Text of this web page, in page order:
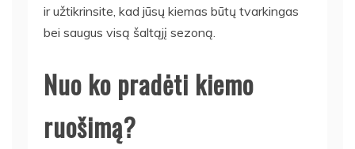
ir užtikrinsite, kad jūsų kiemas būtų tvarkingas
bei saugus visą šaltąjį sezoną.
Nuo ko pradėti kiemo
ruošimą?